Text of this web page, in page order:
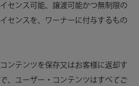
センス可能、譲渡可能かつ無制限の
センスを、ワーナーに付与するもの
ンテンツを保存又はお客様に返却す
、ユーザー・コンテンツはすべてご